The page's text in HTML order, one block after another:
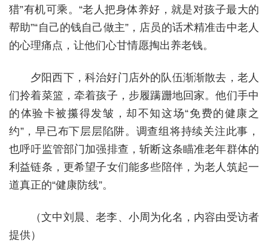
猎”有机可乘。“老人把身体养好，就是对孩子最大的
帮助”“自己的钱自己做主”，店员的话术精准击中老人
的心理痛点，让他们心甘情愿掏出养老钱。
夕阳西下，科治好门店外的队伍渐渐散去，老人
们拎着菜篮，牵着孩子，步履蹒跚地回家。他们手中
的体验卡被攥得发皱，却不知这场“免费的健康之
约”，早已布下层层陷阱。调查组将持续关注此事，
也呼吁监管部门加强排查，斩断这条瞄准老年群体的
利益链条，更希望子女们能多些陪伴，为老人筑起一
道真正的“健康防线”。
（文中刘晨、老李、小周为化名，内容由受访者
提供）